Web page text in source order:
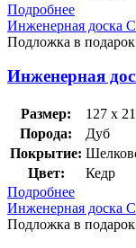
Подробнее
Инженерная доска
Подложка в подарок
Инженерная
Размер:
127 x
Порода:
Дуб
Покрытие:
Цвет:
Кедр
Подробнее
Инженерная доска
Подложка в подарок